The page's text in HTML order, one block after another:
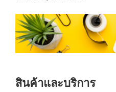
สินค้าและบริการ